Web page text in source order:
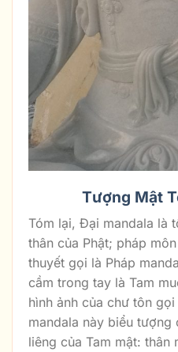
Tượng Mật
Tóm lại, Đại mandala là
thân của Phật; pháp
thuyết gọi là Pháp
cầm trong tay là Tam
hình ảnh của chư tôn
mandala này biểu tượng
liêng của Tam mật: thân